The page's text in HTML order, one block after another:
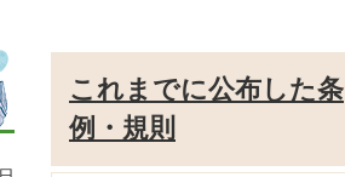
これまでに公布した条
例・規則